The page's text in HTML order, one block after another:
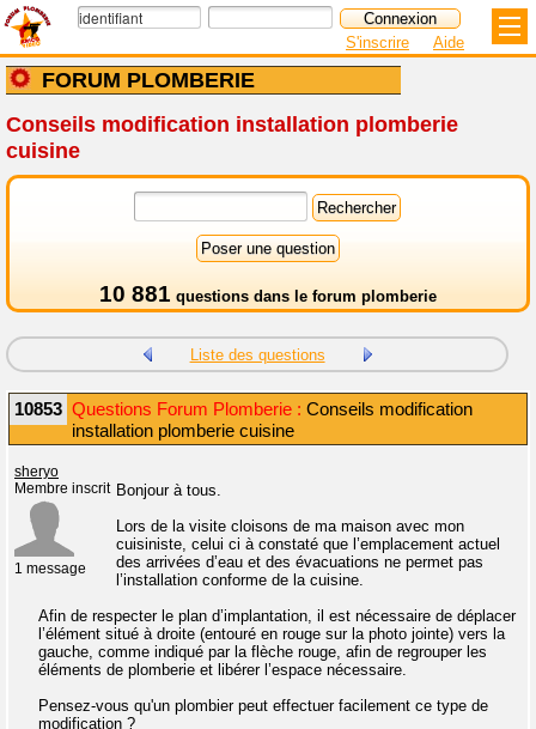
FORUM PLOMBERIE
S'inscrire Aide
Conseils modification installation plomberie
cuisine
10 881 questions dans le forum plomberie
Liste des questions
10853 Questions Forum Plomberie : Conseils modification
installation plomberie cuisine
sheryo
Membre inscrit
1 message
Bonjour à tous.
Lors de la visite cloisons de ma maison avec mon
cuisiniste, celui ci à constaté que l’emplacement actuel
des arrivées d’eau et des évacuations ne permet pas
l’installation conforme de la cuisine.
Afin de respecter le plan d’implantation, il est nécessaire de déplacer
l’élément situé à droite (entouré en rouge sur la photo jointe) vers la
gauche, comme indiqué par la flèche rouge, afin de regrouper les
éléments de plomberie et libérer l’espace nécessaire.
Pensez-vous qu'un plombier peut effectuer facilement ce type de
modification ?